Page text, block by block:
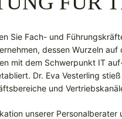
Sie Fach- und
dessen Wurzeln
mit dem Schwerpunkt IT
Dr. Eva Vesterling
und
unserer